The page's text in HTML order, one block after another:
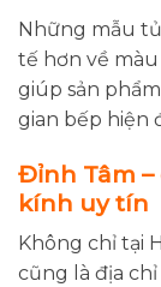
Những mẫu
tế hơn về
giúp sản
gian bếp hiện
Đỉnh Tâm
kính uy tín
Không chỉ tại
cũng là địa